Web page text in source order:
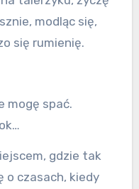
modląc się,
się rumienię.
mogę spać.
gdzie tak
o czasach, kiedy